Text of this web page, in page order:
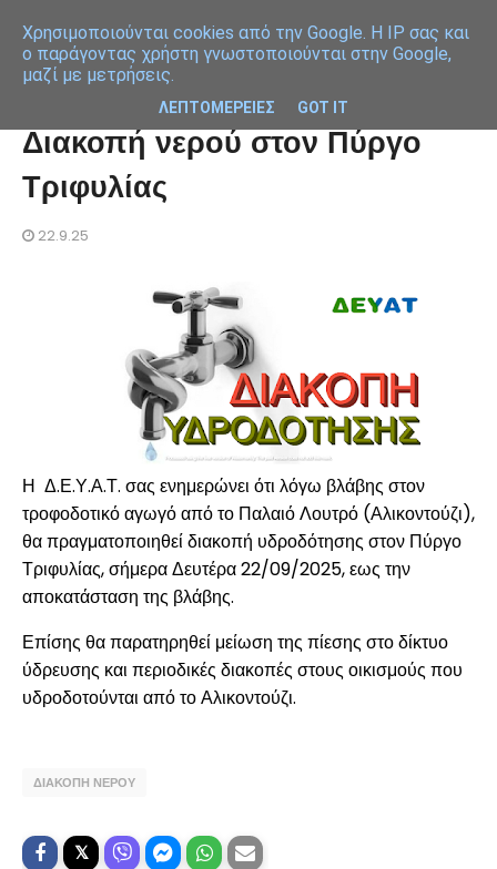
Διακοπή νερού στον Πύργο
Τριφυλίας
22.9.25
Η Δ.Ε.Υ.Α.Τ. σας ενημερώνει ότι λόγω βλάβης στον
τροφοδοτικό αγωγό από το Παλαιό Λουτρό (Αλικοντούζι),
θα πραγματοποιηθεί διακοπή υδροδότησης στον Πύργο
Τριφυλίας, σήμερα Δευτέρα 22/09/2025, εως την
αποκατάσταση της βλάβης.
Επίσης θα παρατηρηθεί μείωση της πίεσης στο δίκτυο
ύδρευσης και περιοδικές διακοπές στους οικισμούς που
υδροδοτούνται από το Αλικοντούζι.
ΔΙΑΚΟΠΗ ΝΕΡΟΥ
Χρησιμοποιoύνται cookies από την Google. Η IP σας και
ο παράγοντας χρήστη γνωστοποιούνται στην Google,
μαζί με μετρήσεις.
ΛΕΠΤΟΜΕΡΕΙΕΣ GOT IT